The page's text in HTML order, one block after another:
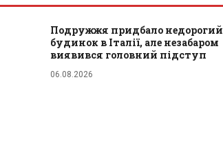
Подружжя придбало недорогий
будинок в Італії, але незабаром
виявився головний підступ
06.08.2026